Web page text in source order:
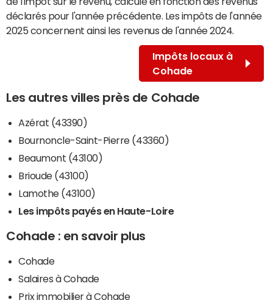
déclarés pour l'année précédente. Les impôts de l'année
2025 concernent ainsi les revenus de l'année 2024.
Impôts locaux à
Cohade
Les autres villes près de Cohade
Azérat (43390)
Bournoncle-Saint-Pierre (43360)
Beaumont (43100)
Brioude (43100)
Lamothe (43100)
Les impôts payés en Haute-Loire
Cohade : en savoir plus
Cohade
Salaires à Cohade
Prix immobilier à Cohade